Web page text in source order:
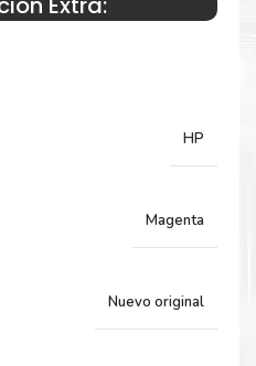
HP
Magenta
Nuevo original